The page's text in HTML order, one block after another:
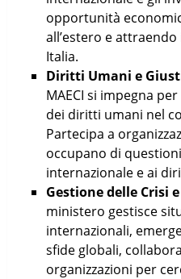
opportunità
all’estero e
Italia.
Diritti Umani e
MAECI si impegna
dei diritti umani nel
Partecipa a
occupano di
internazionale e ai
Gestione delle Crisi
ministero gestisce
internazionali,
sfide globali,
organizzazioni per